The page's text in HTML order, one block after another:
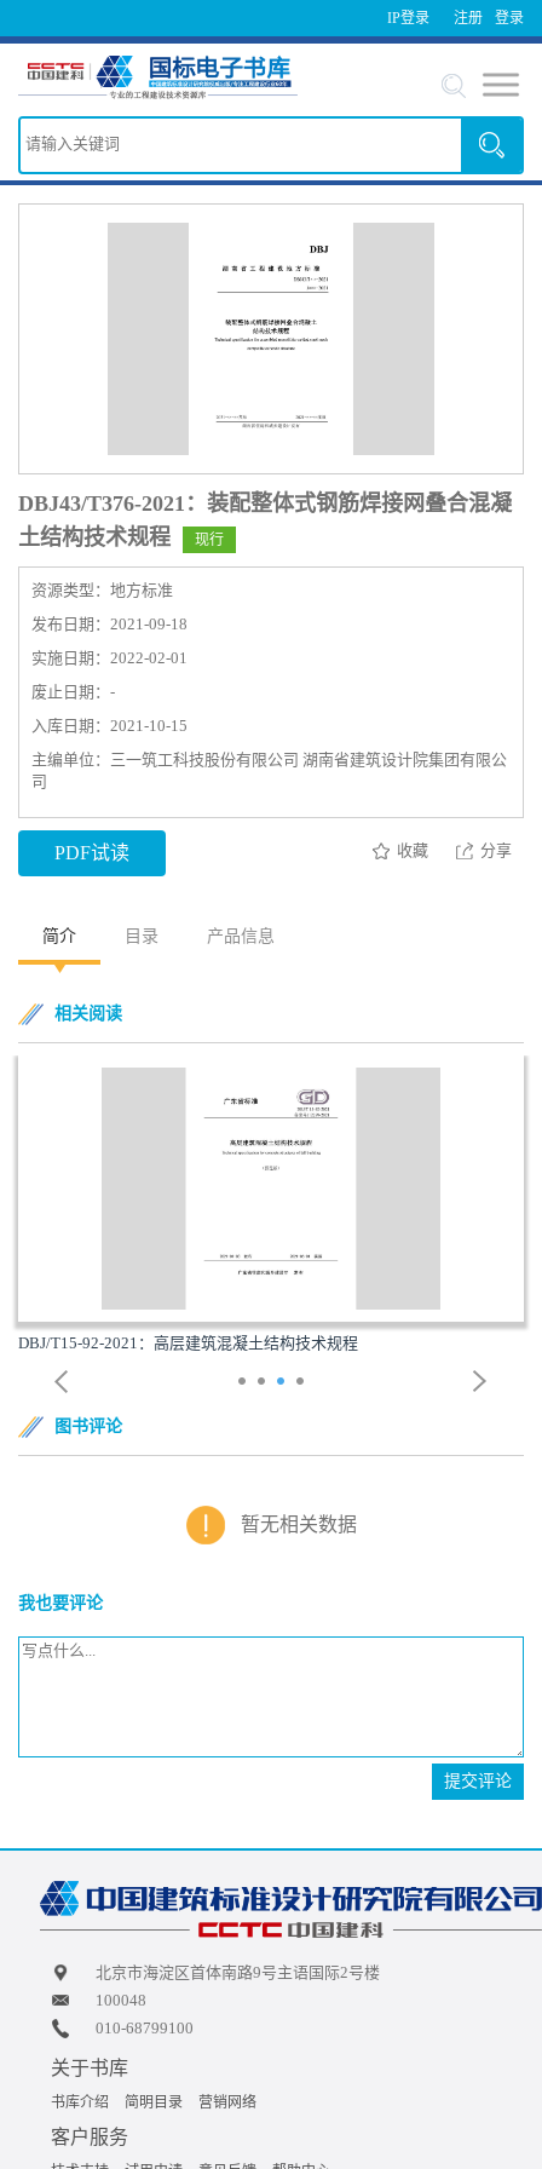
IP登录 登录
注册
DBJ43/T376-2021：装配整体式钢筋焊接网叠合混凝
土结构技术规程
现行
资源类型：地方标准
发布日期：2021-09-18
实施日期：2022-02-01
废止日期：-
入库日期：2021-10-15
主编单位：三一筑工科技股份有限公司 湖南省建筑设计院集团有限公
司
PDF试读 收藏 分享
简介 目录 产品信息
相关阅读
DBJ/T15-92-2021：高层建筑混凝土结构技术规程
图书评论
暂无相关数据
我也要评论
提交评论
北京市海淀区首体南路9号主语国际2号楼
100048
010-68799100
关于书库
书库介绍 简明目录 营销网络
客户服务